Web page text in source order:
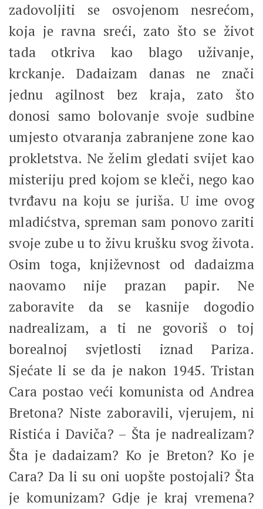
zadovoljiti se osvojenom nesrećom,
koja je ravna sreći, zato što se život
tada otkriva kao blago uživanje,
krckanje. Dadaizam danas ne znači
jednu agilnost bez kraja, zato što
donosi samo bolovanje svoje sudbine
umjesto otvaranja zabranjene zone kao
prokletstva. Ne želim gledati svijet kao
misteriju pred kojom se kleči, nego kao
tvrđavu na koju se juriša. U ime ovog
mladićstva, spreman sam ponovo zariti
svoje zube u to živu krušku svog života.
Osim toga, književnost od dadaizma
naovamo nije prazan papir. Ne
zaboravite da se kasnije dogodio
nadrealizam, a ti ne govoriš o toj
borealnoj svjetlosti iznad Pariza.
Sjećate li se da je nakon 1945. Tristan
Cara postao veći komunista od Andrea
Bretona? Niste zaboravili, vjerujem, ni
Ristića i Daviča? – Šta je nadrealizam?
Šta je dadaizam? Ko je Breton? Ko je
Cara? Da li su oni uopšte postojali? Šta
je komunizam? Gdje je kraj vremena?